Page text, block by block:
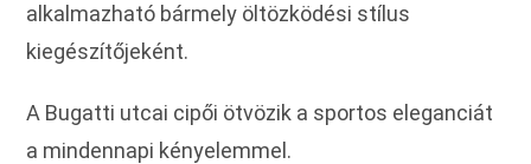
alkalmazható bármely öltözködési stílus
kiegészítőjeként.
A Bugatti utcai cipői ötvözik a sportos eleganciát
a mindennapi kényelemmel.